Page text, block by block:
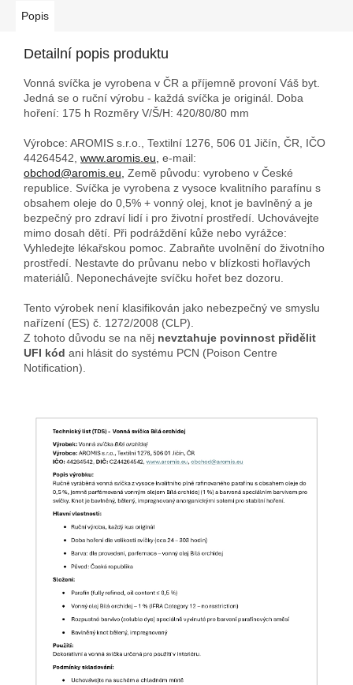
Popis
Detailní popis produktu
Vonná svíčka je vyrobena v ČR a příjemně provoní Váš byt.
Jedná se o ruční výrobu - každá svíčka je originál. Doba
hoření: 175 h Rozměry V/Š/H: 420/80/80 mm
Výrobce: AROMIS s.r.o., Textilní 1276, 506 01 Jičín, ČR, IČO
44264542, www.aromis.eu, e-mail:
obchod@aromis.eu, Země původu: vyrobeno v České
republice. Svíčka je vyrobena z vysoce kvalitního parafínu s
obsahem oleje do 0,5% + vonný olej, knot je bavlněný a je
bezpečný pro zdraví lidí i pro životní prostředí. Uchovávejte
mimo dosah dětí. Při podráždění kůže nebo vyrážce:
Vyhledejte lékařskou pomoc. Zabraňte uvolnění do životního
prostředí. Nestavte do průvanu nebo v blízkosti hořlavých
materiálů. Neponechávejte svíčku hořet bez dozoru.
Tento výrobek není klasifikován jako nebezpečný ve smyslu
nařízení (ES) č. 1272/2008 (CLP).
Z tohoto důvodu se na něj nevztahuje povinnost přidělit
UFI kód ani hlásit do systému PCN (Poison Centre
Notification).